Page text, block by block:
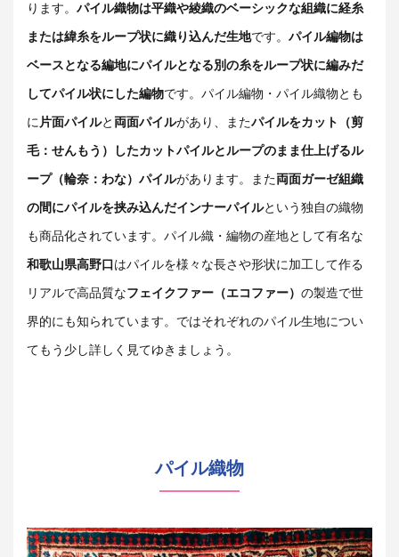
ります。 パイル織物は平織や綾織のベーシックな組織に経糸
または緯糸をループ状に織り込んだ生地です。 パイル編物は
ベースとなる編地にパイルとなる別の糸をループ状に編みだ
してパイル状にした編物です。パイル編物・パイル織物とも
に片面パイルと 両面パイルがあり、またパイルをカット（剪
毛：せんもう）したカットパイルとループのまま仕上げるル
ープ（輪奈：わな）パイルがあります。また両面ガーゼ組織
の間にパイルを挟み込んだインナーパイルという独自の織物
も商品化されています。パイル織・編物の産地として有名な
和歌山県高野口はパイルを様々な長さや形状に加工して作る
リアルで高品質なフェイクファー（エコファー） の製造で世
界的にも知られています。ではそれぞれのパイル生地につい
てもう少し詳しく見てゆきましょう。
パイル織物